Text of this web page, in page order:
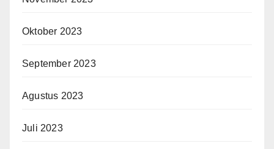
Oktober 2023
September 2023
Agustus 2023
Juli 2023